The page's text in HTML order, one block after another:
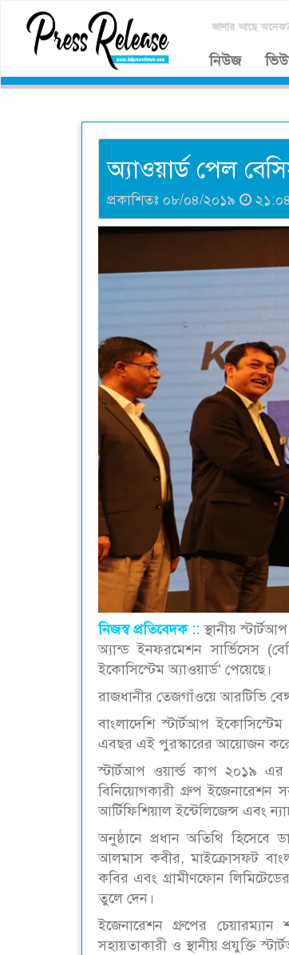
জানার আছে অনেক?
নিউজ
অ্যাওয়ার্ড পেল
প্রকাশিতঃ ০৮/০৪/২০১৯ ২১:০৪
নিজস্ব প্রতিবেদক :: স্থানীয়
অ্যান্ড ইনফরমেশন সার্ভিসেস
ইকোসিস্টেম অ্যাওয়ার্ড’ পেয়েছে।
রাজধানীর তেজগাঁওয়ে আরটিভি
বাংলাদেশি স্টার্টআপ
এবছর এই পুরস্কারের আয়োজন
স্টার্টআপ ওয়ার্ল্ড কাপ ২০১৯ এর
বিনিয়োগকারী গ্রুপ ইজেনারেশন
আর্টিফিশিয়াল ইন্টেলিজেন্স এবং
অনুষ্ঠানে প্রধান অতিথি হিসেবে
আলমাস কবীর, মাইক্রোসফট
কবির এবং গ্রামীণফোন
তুলে দেন।
ইজেনারেশন গ্রুপের
সহায়তাকারী ও স্থানীয় প্রযুক্তি